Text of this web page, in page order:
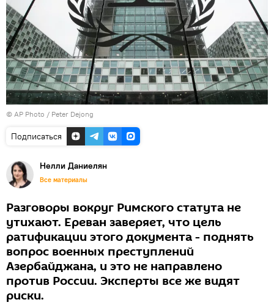
© AP Photo / Peter Dejong
Подписаться
Нелли Даниелян
Все материалы
Разговоры вокруг Римского статута не
утихают. Ереван заверяет, что цель
ратификации этого документа - поднять
вопрос военных преступлений
Азербайджана, и это не направлено
против России. Эксперты все же видят
риски.